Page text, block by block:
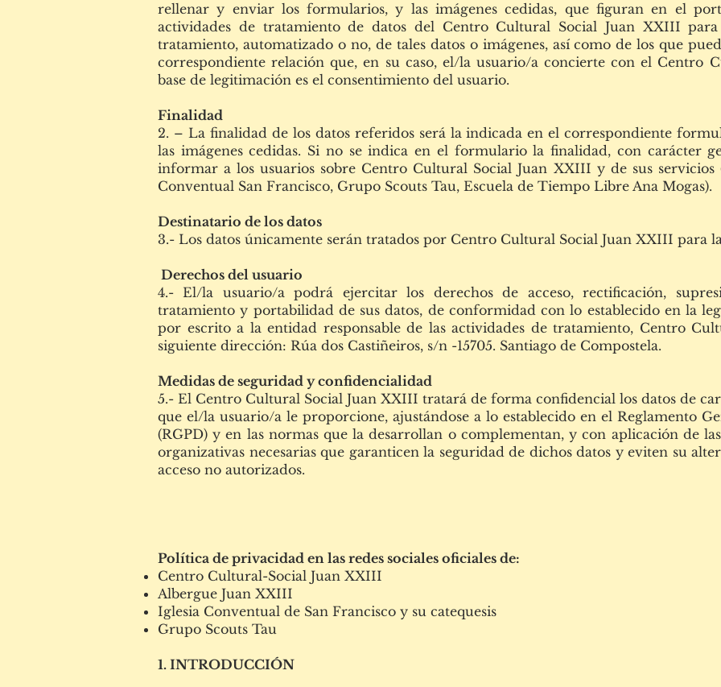
rellenar y enviar los formularios, y las imágenes cedidas, que figuran en el
actividades de tratamiento de datos del Centro Cultural Social Juan XXIII
tratamiento, automatizado o no, de tales datos o imágenes, así como de los que
correspondiente relación que, en su caso, el/la usuario/a concierte con el Centro
base de legitimación es el consentimiento del usuario.
Finalidad
2. – La finalidad de los datos referidos será la indicada en el correspondiente
las imágenes cedidas. Si no se indica en el formulario la finalidad, con carácter
informar a los usuarios sobre Centro Cultural Social Juan XXIII y de sus servicios
Conventual San Francisco, Grupo Scouts Tau, Escuela de Tiempo Libre Ana Mogas).
Destinatario de los datos
3.- Los datos únicamente serán tratados por Centro Cultural Social Juan XXIII para
Derechos del usuario
4.- El/la usuario/a podrá ejercitar los derechos de acceso, rectificación,
tratamiento y portabilidad de sus datos, de conformidad con lo establecido en la
por escrito a la entidad responsable de las actividades de tratamiento, Centro
siguiente dirección: Rúa dos Castiñeiros, s/n -15705. Santiago de Compostela.
Medidas de seguridad y confidencialidad
5.- El Centro Cultural Social Juan XXIII tratará de forma confidencial los datos de
que el/la usuario/a le proporcione, ajustándose a lo establecido en el Reglamento
(RGPD) y en las normas que la desarrollan o complementan, y con aplicación de
organizativas necesarias que garanticen la seguridad de dichos datos y eviten su
acceso no autorizados.
Política de privacidad en las redes sociales oficiales de:
Centro Cultural-Social Juan XXIII
Albergue Juan XXIII
Iglesia Conventual de San Francisco y su catequesis
Grupo Scouts Tau
1. INTRODUCCIÓN